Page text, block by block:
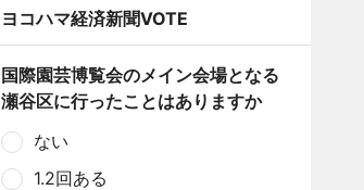
ヨコハマ経済新聞VOTE
国際園芸博覧会のメイン会場となる
瀬谷区に行ったことはありますか
ない
1.2回ある